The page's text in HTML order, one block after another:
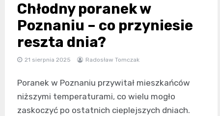
Chłodny poranek w
Poznaniu – co przyniesie
reszta dnia?
21 sierpnia 2025 Radosław Tomczak
Poranek w Poznaniu przywitał mieszkańców
niższymi temperaturami, co wielu mogło
zaskoczyć po ostatnich cieplejszych dniach.